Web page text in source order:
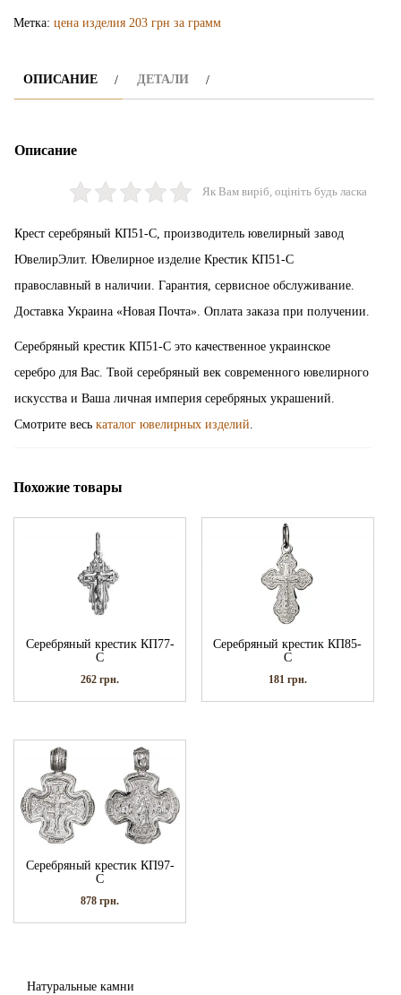
Метка: цена изделия 203 грн за грамм
ОПИСАНИЕ ДЕТАЛИ
Описание
Як Вам виріб, оцініть будь ласка
Крест серебряный КП51-С, производитель ювелирный завод
ЮвелирЭлит. Ювелирное изделие Крестик КП51-С
православный в наличии. Гарантия, сервисное обслуживание.
Доставка Украина «Новая Почта». Оплата заказа при получении.
Серебряный крестик КП51-С это качественное украинское
серебро для Вас. Твой серебряный век современного ювелирного
искусства и Ваша личная империя серебряных украшений.
Смотрите весь каталог ювелирных изделий
Похожие товары
Серебряный крестик КП77-
С
262грн.
Серебряный крестик КП85-
С
181 грн.
Серебряный крестик КП97-
С
878грн.
Натуральные камни